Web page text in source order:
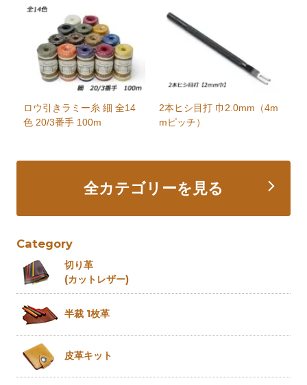
ロウ引きラミー糸 細 全14
色 20/3番手 100m
2本ヒシ目打 巾2.0mm（4m
mピッチ）
全カテゴリーを見る
Category
切り革
(カットレザー)
半裁 1枚革
皮革キット